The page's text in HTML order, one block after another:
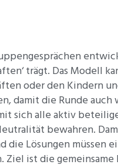
trägt. Das Modell
oder den Kindern
damit die Runde
sich alle aktiv
bewahren.
Lösungen müssen
ist die